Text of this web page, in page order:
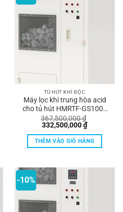
TỦ HÚT KHÍ ĐỘC
Máy lọc khí trung hòa acid
cho tủ hút HMRTF-GS1000
Hankook
367,500,000₫
Giá
là:
367,500,000 ₫.
332,500,000₫Giá
hiện
tại
là:
THÊM VÀO GIỎ HÀNG
-10%